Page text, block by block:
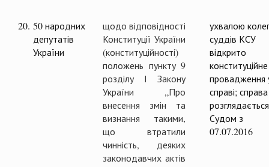
20. 50 народних
депутатів
України
щодо відповідності
Конституції України
(конституційності)
положень пункту 9
розділу І Закону
України „Про
внесення змін та
визнання такими,
що втратили
чинність, деяких
законодавчих актів
ухвалою
суддів КСУ
відкрито
конституційне
провадження
справі; справа
розглядається
Судом з
07.07.2016